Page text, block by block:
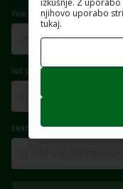
Vaše ime
Vaš priimek
Elektronski naslov
njihovo uporabo
tukaj.